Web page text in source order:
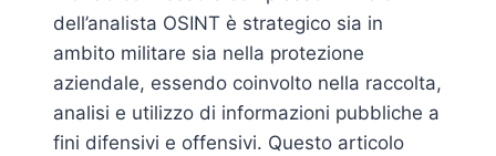
dell’analista OSINT è strategico sia in
ambito militare sia nella protezione
aziendale, essendo coinvolto nella raccolta,
analisi e utilizzo di informazioni pubbliche a
fini difensivi e offensivi. Questo articolo